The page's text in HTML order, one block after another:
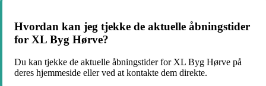
Hvordan kan jeg tjekke de aktuelle åbningstider
for XL Byg Hørve?
Du kan tjekke de aktuelle åbningstider for XL Byg Hørve på
deres hjemmeside eller ved at kontakte dem direkte.